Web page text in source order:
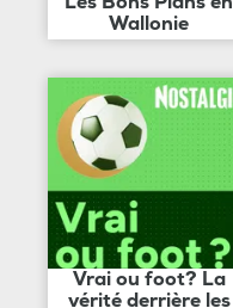
Wallonie
Vrai ou foot? La
vérité derrière les